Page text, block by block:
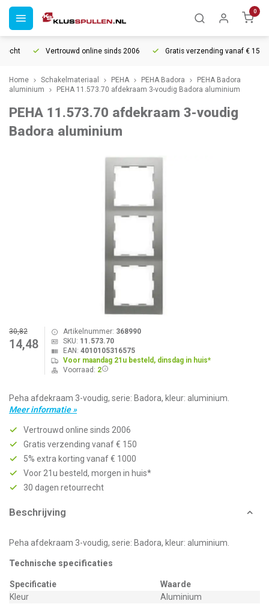
0
Vertrouwd online sinds 2006 Gratis verzending vanaf € 150
Home Schakelmateriaal PEHA PEHA Badora
PEHA Badora
aluminium
PEHA 11.573.70 afdekraam 3-voudig Badora aluminium
PEHA 11.573.70 afdekraam 3-voudig
Badora aluminium
30,82
14,48
Artikelnummer: 368990
SKU: 11.573.70
EAN: 4010105316575
Voor maandag 21u besteld, dinsdag in huis*
Voorraad: 2
Peha afdekraam 3-voudig, serie: Badora, kleur: aluminium.
Meer informatie »
Vertrouwd online sinds 2006
Gratis verzending vanaf € 150
5% extra korting vanaf € 1000
Voor 21u besteld, morgen in huis*
30 dagen retourrecht
Beschrijving
Peha afdekraam 3-voudig, serie: Badora, kleur: aluminium.
Technische specificaties
Specificatie
Waarde
Kleur
Aluminium